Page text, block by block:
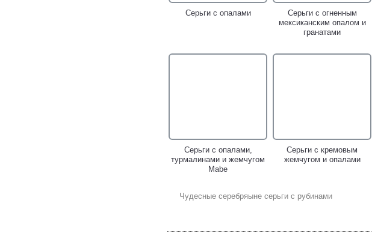
Серьги с опалами
Серьги с огненным
мексиканским опалом и
гранатами
Серьги с опалами,
турмалинами и жемчугом
Mabe
Серьги с кремовым
жемчугом и опалами
Чудесные серебряыне серьги с рубинами